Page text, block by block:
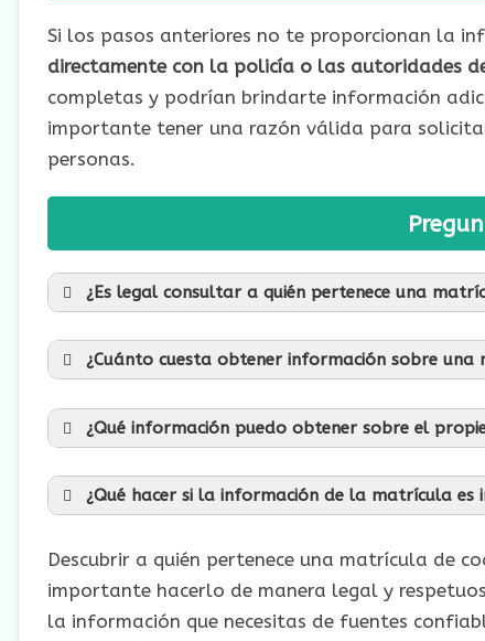
Si los pasos anteriores no te proporcionan la
directamente con la policía o las autoridades
completas y podrían brindarte información
importante tener una razón válida para
personas.
¿Es legal consultar a quién pertenece una
¿Cuánto cuesta obtener información sobre una
¿Qué información puedo obtener sobre el
¿Qué hacer si la información de la matrícula es
Descubrir a quién pertenece una matrícula de
importante hacerlo de manera legal y
la información que necesitas de fuentes